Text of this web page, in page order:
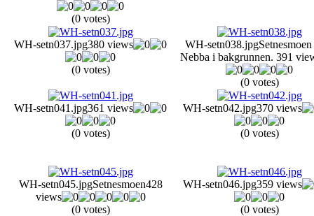
(0 votes)
WH-setn037.jpg380 views
(0 votes)
WH-setn038.jpg
Nebba i bakgrunnen. 391
(0 votes)
WH-setn041.jpg361 views
(0 votes)
WH-setn042.jpg370 views
(0 votes)
WH-setn045.jpgSetnesmoen428
views
(0 votes)
WH-setn046.jpg359 views
(0 votes)